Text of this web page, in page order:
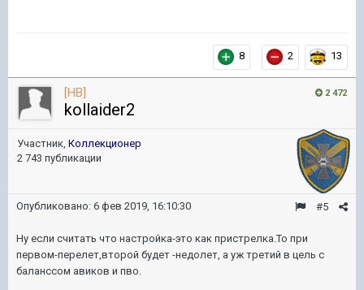
8 2 13
2 472
[HB]
kollaider2
Участник, Коллекционер
2 743 публикации
#5
Опубликовано: 6 фев 2019, 16:10:30
Ну если считать что настройка-это как пристрелка.То при
первом-перелет,второй будет -недолет, а уж третий в цель с
баланссом авиков и пво.